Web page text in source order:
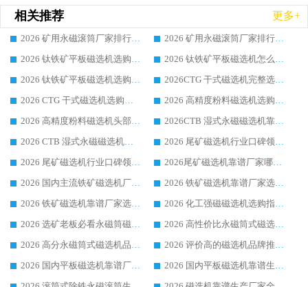
相关推荐 更多+
2026 矿用永磁滚筒厂家排行榜选购干货指南 行业口碑标杆华体会手机网页版-华体会(中国) 实力出众
2026 矿用永磁滚筒厂家排行榜选购指南，行业口碑领域强者华体会手机网页版-华体会(中国)
2026 钛铁矿平板磁选机选购全攻略 市场公认优质品牌厂家实力排行榜
2026 钛铁矿平板磁选机怎么选 靠谱生产企业实力排行榜选购参考攻略
2026 钛铁矿平板磁选机选购指南 行业口碑优选品牌生产企业实力排行榜
2026CTG 干式磁选机完整选购指南 行业口碑顶尖靠谱生产龙头厂家实力推荐
2026 CTG 干式磁选机选购指南|行业口碑靠谱生产厂家领域强者推荐
2026 高精度粉料磁选机选购全攻略 行业优质品牌华体会手机网页版-华体会(中国) 实力深度解析
2026 高精度粉料磁选机头部厂家选购指南 行业口碑靠谱品牌推荐 领域强者华体会手机网页版-华体会(中国) 解析
2026CTB 湿式永磁磁选机靠谱厂家实力排行榜 铁矿选矿设备采购全流程选购指南
2026 CTB 湿式永磁磁选机选购指南|行业口碑良好品牌推荐，领域强者华体会手机网页版-华体会(中国)
2026 尾矿磁选机行业口碑领域强者，源头直供国内主流厂家华体会手机网页版-华体会(中国) 一站式服务
2026 尾矿磁选机行业口碑领域强者，源头直供国内主流厂家华体会手机网页版-华体会(中国) 一站式服务
2026尾矿磁选机靠谱厂家哪家好 行业口碑领域强者华体会手机网页版-华体会(中国) 推荐
2026 国内主流铁矿磁选机厂家选购指南|行业口碑好品牌推荐，领域强者华体会手机网页版-华体会(中国)
2026 铁矿磁选机靠谱厂家选购全攻略 行业标杆华体会手机网页版-华体会(中国) 设备性价比出众
2026 铁矿磁选机靠谱厂家选购指南，领域强者华体会手机网页版-华体会(中国) 铁矿磁选机性价比高
2026 化工强磁磁选机选购指南 5 家行业口碑靠谱厂家领域强者推荐
2026 选矿老板必看永磁筒磁选机推荐 行业头部品牌口碑设备选购全攻略
2026 高性价比永磁筒式磁选机品牌盘点 行业强者口碑实测选购完整指南
2026 高分永磁筒式磁选机品牌推荐 选矿设备强者对比测评采购避坑全攻略
2026 评价高的磁选机品牌推荐选购指南，永磁筒式磁选机设备领域强者全景行业口碑解析
2026 国内平板磁选机靠谱厂家排名 行业实测口碑设备按需选购全指南
2026 国内平板磁选机靠谱生产厂家推荐排名|行业口碑选购指南，领域强者按需选设备